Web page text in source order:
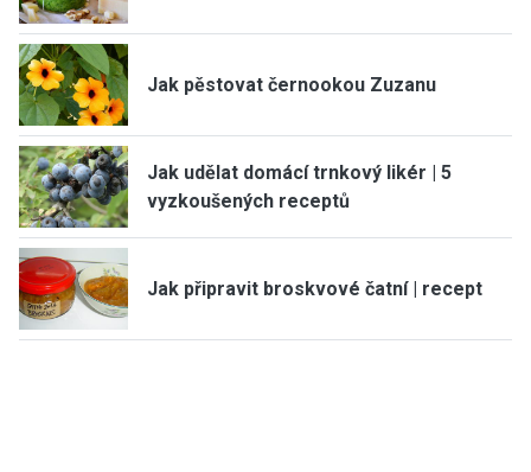
Jak pěstovat černookou Zuzanu
Jak udělat domácí trnkový likér | 5
vyzkoušených receptů
Jak připravit broskvové čatní | recept